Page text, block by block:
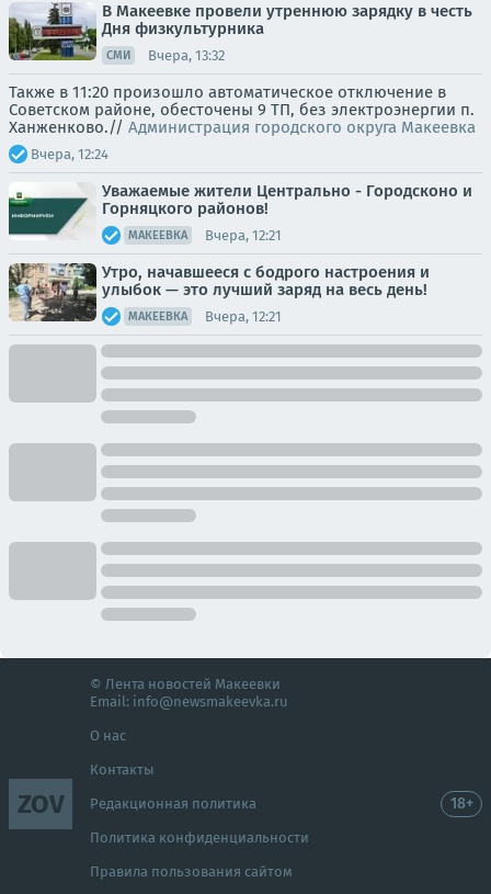
В Макеевке провели утреннюю зарядку в честь
Дня физкультурника
СМИ Вчера, 13:32
Также в 11:20 произошло автоматическое отключение в
Советском районе, обесточены 9 ТП, без электроэнергии п.
Ханженково.// Администрация городского округа Макеевка
Вчера, 12:24
Уважаемые жители Центрально - Городсконо и
Горняцкого районов!
МАКЕЕВКА Вчера, 12:21
Утро, начавшееся с бодрого настроения и
улыбок — это лучший заряд на весь день!
МАКЕЕВКА Вчера, 12:21
ZOV
© Лента новостей Макеевки
Email: info@newsmakeevka.ru
О нас
Контакты
Редакционная политика
Политика конфиденциальности
Правила пользования сайтом
18+